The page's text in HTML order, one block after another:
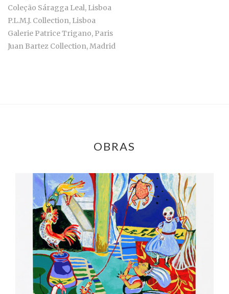
Coleção Sáragga Leal, Lisboa
P.L.M.J. Collection, Lisboa
Galerie Patrice Trigano, Paris
Juan Bartez Collection, Madrid
OBRAS